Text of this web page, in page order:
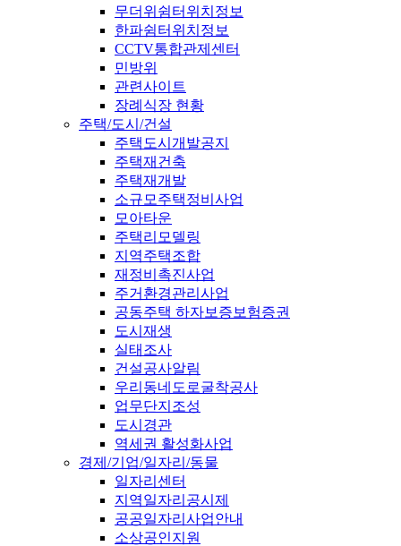
무더위쉼터위치정보
한파쉼터위치정보
CCTV통합관제센터
민방위
관련사이트
장례식장 현황
주택/도시/건설
주택도시개발공지
주택재건축
주택재개발
소규모주택정비사업
모아타운
주택리모델링
지역주택조합
재정비촉진사업
주거환경관리사업
공동주택 하자보증보험증권
도시재생
실태조사
건설공사알림
우리동네도로굴착공사
업무단지조성
도시경관
역세권 활성화사업
경제/기업/일자리/동물
일자리센터
지역일자리공시제
공공일자리사업안내
소상공인지원